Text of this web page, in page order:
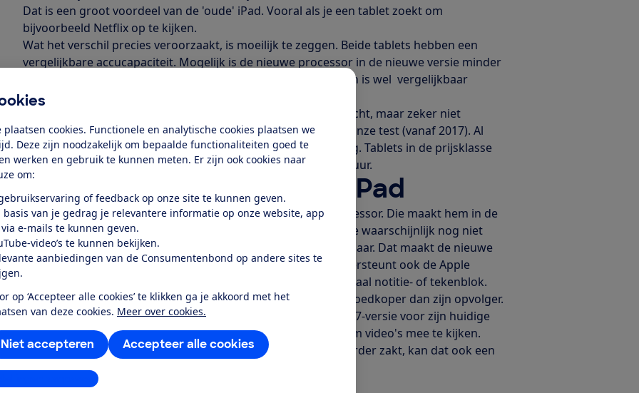
plaatsen cookies. Functionele en analytische cookies plaatsen we
Deze zijn noodzakelijk om bepaalde functionaliteiten goed te
werken en gebruik te kunnen meten. Er zijn ook cookies naar
om:
of feedback op onze site te kunnen geven.
basis van je gedrag je relevantere informatie op onze website, app
e-mails te kunnen geven.
video’s te kunnen bekijken.
aanbiedingen van de Consumentenbond op andere sites te
op ‘Accepteer alle cookies’ te klikken ga je akkoord met het
van deze cookies. Meer over cookies.
Accepteer alle cookies
Niet accepteren
aanpassen
Dat is een groot voordeel van de 'oude' iPad. Vooral als je een tablet zoekt om
bijvoorbeeld Netflix op te kijken.
Wat het verschil precies veroorzaakt, is moeilijk te zeggen. Beide tablets hebben een
vergelijkbare accucapaciteit. Mogelijk is de nieuwe processor in de nieuwe versie minder
zuinig bij het afspelen van video's. De accuduur bij internetten is wel vergelijkbaar
(ongeveer 10,5 uur).
Overigens is een accuduur van 9 uur bij video's kijken niet slecht, maar zeker niet
bijzonder. Het is gelijk aan het gemiddelde van alle tablets in onze test (vanaf 2017). Al
halen de hele goedkope modellen dat gemiddelde wel omlaag. Tablets in de prijsklasse
van de iPad (en hoger) komen gemiddeld uit op ongeveer 12 uur.
Voordelen van de nieuwe iPad
Het grootste pluspunt van de nieuwe iPad is zijn nieuwe processor. Die maakt hem in de
praktijk ongeveer 20% tot 40% sneller. Van dat verschil merk je waarschijnlijk nog niet
zoveel in het dagelijks gebruik, maar mogelijk wel over 3 of 4 jaar. Dat maakt de nieuwe
iPad net even wat toekomstbestendiger. De nieuwe iPad ondersteunt ook de Apple
Pencil aanraakpen. Dit is handig als je behoefte hebt aan digitaal notitie- of tekenblok.
De oude iPad is ook nog gewoon te koop en bovendien iets goedkoper dan zijn opvolger.
Momenteel ongeveer 1 of 2 tientjes. Wat ons betreft is de 2017-versie voor zijn huidige
prijs alleen de betere keuze als je specifiek een tablet zoekt om video's mee te kijken.
Bijvoorbeeld voor onderweg in de auto. En als de prijs nog verder zakt, kan dat ook een
goede reden zijn om voor de 'oude' iPad te kiezen.
Bekijk hier onze publicaties van de 2 betaalbare iPads: